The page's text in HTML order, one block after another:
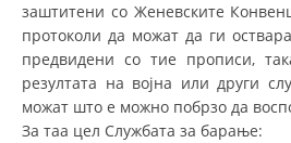
ОРГАНИЗАЦИЈА И
РАКОВОДЕН
заштитени со Женевските
протоколи да можат да ги
предвидени со тие прописи,
резултата на војна или други
можат што е можно побрзо да
За таа цел Службата за барање: